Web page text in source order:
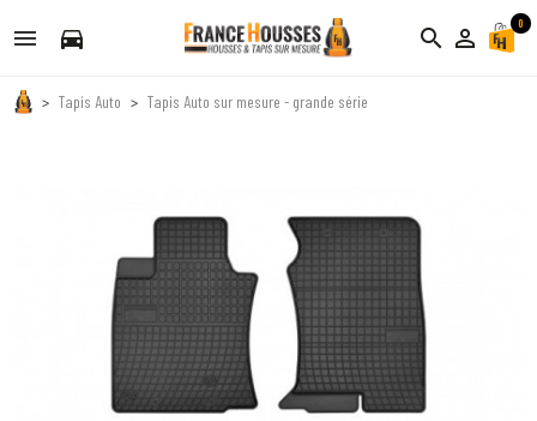
directions_car search person_outline
0
Tapis Auto Tapis Auto sur mesure - grande série